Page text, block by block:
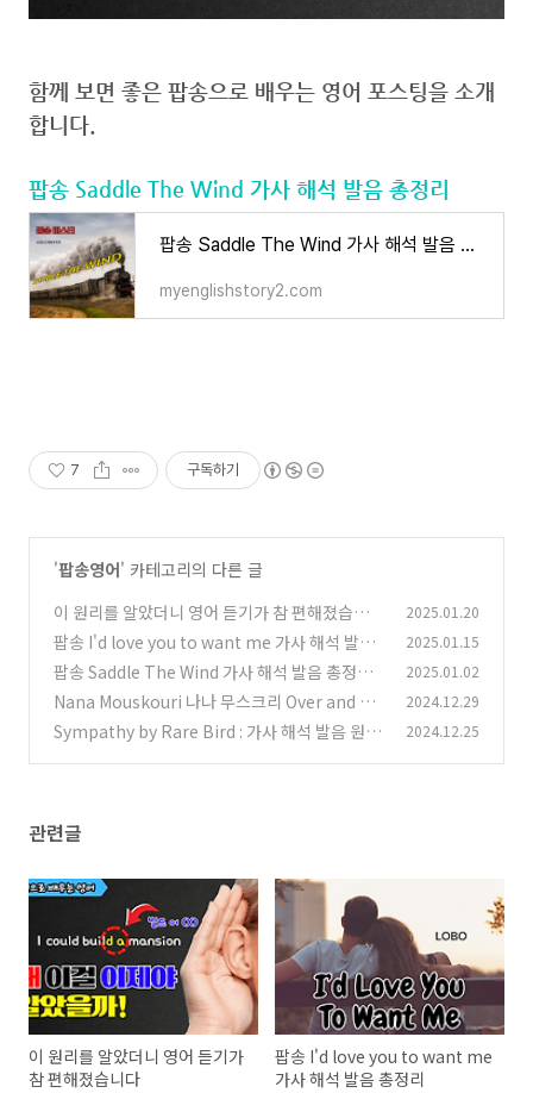
함께 보면 좋은 팝송으로 배우는 영어 포스팅을 소개
합니다.
팝송 Saddle The Wind 가사 해석 발음 총정리
팝송 Saddle The Wind 가사 해석 발음 총정리
myenglishstory2.com
7 구독하기
'팝송영어' 카테고리의 다른 글
이 원리를 알았더니 영어 듣기가 참 편해졌습니다
(3)
2025.01.20
팝송 I'd love you to want me 가사 해석 발음
총정리
(3)
2025.01.15
팝송 Saddle The Wind 가사 해석 발음 총정리
(2)
2025.01.02
Nana Mouskouri 나나 무스크리 Over and Ov
er 팝송 가사와 해석 | 우리말 발음 | 발음 원리
(3)
2024.12.29
Sympathy by Rare Bird : 가사 해석 발음 원리 2024.12.25
관련글
이 원리를 알았더니 영어 듣기가
참 편해졌습니다
팝송 I'd love you to want me
가사 해석 발음 총정리